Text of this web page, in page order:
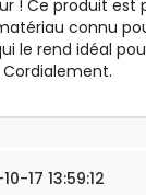
! Ce produit
connu
le rend idéal
17 13:59:12